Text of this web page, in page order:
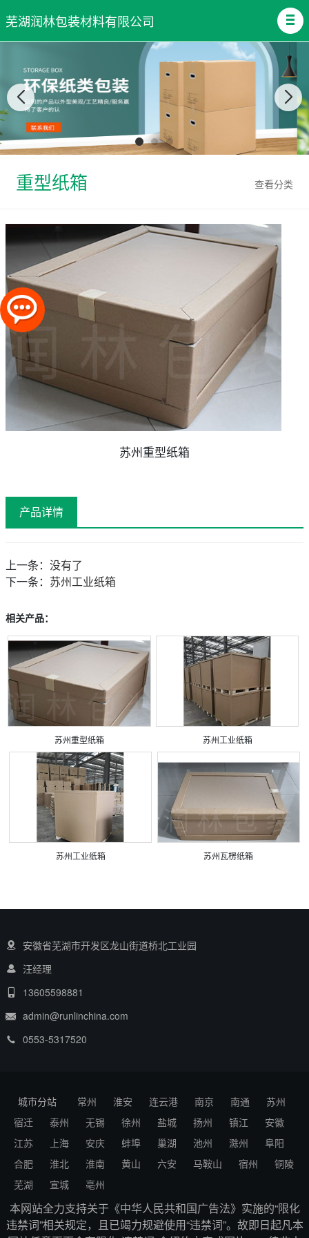
芜湖润林包装材料有限公司
查看分类
重型纸箱
苏州重型纸箱
产品详情
上一条： 没有了
下一条： 苏州工业纸箱
相关产品：
苏州重型纸箱 苏州工业纸箱
苏州工业纸箱 苏州瓦楞纸箱
安徽省芜湖市开发区龙山街道桥北工业园
汪经理
13605598881
admin@runlinchina.com
0553-5317520
城市分站 常州 淮安 连云港 南京 南通
苏州
宿迁
泰州 无锡 徐州 盐城 扬州 镇江
安徽
江苏
上海 安庆 蚌埠 巢湖 池州 滁州
阜阳
合肥
淮北 淮南 黄山 六安 马鞍山 宿州
铜陵
芜湖
宣城 亳州
本网站全力支持关于《中华人民共和国广告法》实施的“限化
违禁词”相关规定，且已竭力规避使用“违禁词”。故即日起凡本